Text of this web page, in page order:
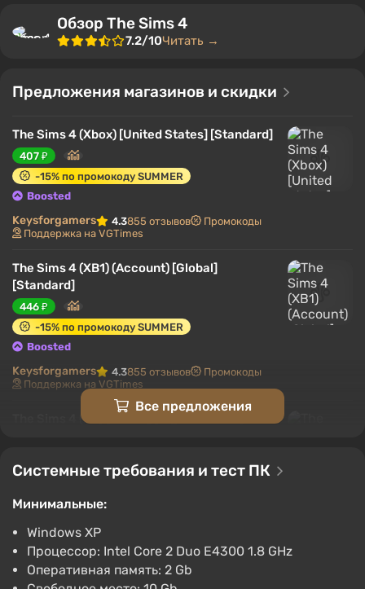
существенно улучшили анимацию, человечки
двигаются и действуют более плавно и
свои эмоции, на что влияют различные случайные
Содержание
Геймплей
Игровой мир
Развитие персонажа
Сюжет и одиночная игра
Геймплей
Sims 4 стремится реалистично воплотить
повседневную жизнь в виртуальном мире, со
Обзор The Sims 4
7.2/10Читать →
Предложения магазинов и скидки
The Sims 4 (Xbox) [United States] [Standard]
407 ₽
-15% по промокоду SUMMER
Boosted
Keysforgamers 4.3855 отзывов
Промокоды
Поддержка на VGTimes
The Sims 4 (XB1) (Account) [Global]
[Standard]
446 ₽
-15% по промокоду SUMMER
Boosted
Keysforgamers 4.3855 отзывов
Промокоды
Поддержка на VGTimes
The Sims 4 (PC) [Global] [Digital Deluxe]
-15% по промокоду SUMMER
Boosted
PC
Поддержка на VGTimes
THE SIMS 4 (PS4) (Account) [Global]
[Standard]
Все предложения
Системные требования и тест ПК
Минимальные:
Windows XP
Процессор: Intel Core 2 Duo E4300 1.8 GHz
Оперативная память: 2 Gb